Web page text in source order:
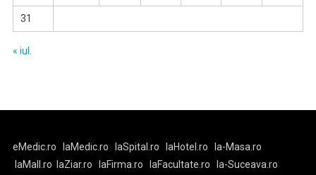
31
« iul.
eMedic.ro laMedic.ro laSpital.ro laHotel.ro
la-Masa.ro
laMall.ro
laZiar.ro laFirma.ro laFacultate.ro
la-Suceava.ro